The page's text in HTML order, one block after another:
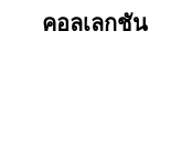
คอลเลกชัน